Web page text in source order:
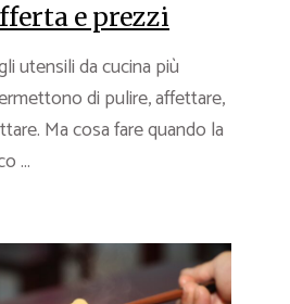
e prezzi
utensili da cucina più
di pulire, affettare,
Ma cosa fare quando la
...